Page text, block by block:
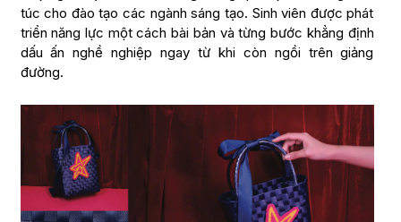
túc cho đào tạo các ngành sáng tạo. Sinh viên được phát
triển năng lực một cách bài bản và từng bước khẳng định
dấu ấn nghề nghiệp ngay từ khi còn ngồi trên giảng
đường.